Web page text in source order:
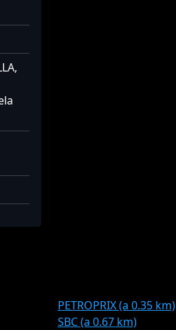
PETROPRIX (a 0.35 km)
SBC (a 0.67 km)